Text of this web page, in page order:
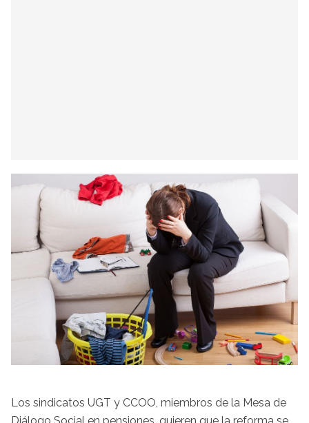
Los sindicatos UGT y CCOO, miembros de la Mesa de